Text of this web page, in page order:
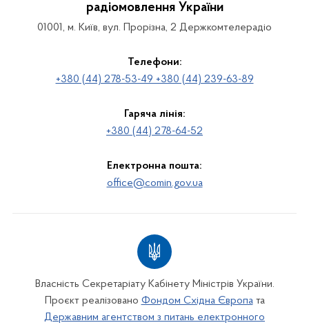
радіомовлення України
01001, м. Київ, вул. Прорізна, 2 Держкомтелерадіо
Телефони:
+380 (44) 278-53-49 +380 (44) 239-63-89
Гаряча лінія:
+380 (44) 278-64-52
Електронна пошта:
office@comin.gov.ua
Власність Секретаріату Кабінету Міністрів України.
Проєкт реалізовано Фондом Східна Європата
Державним агентством з питань електронного